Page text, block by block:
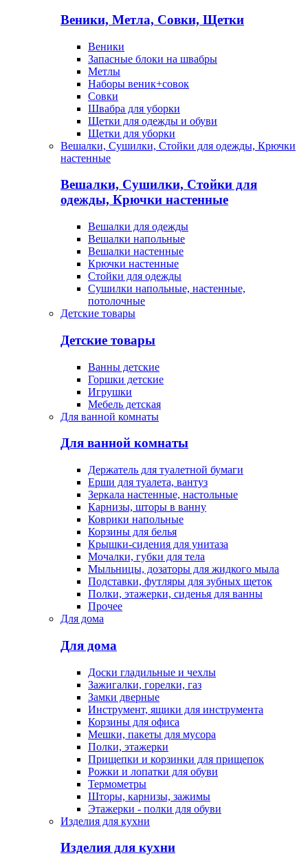
Веники, Метла, Совки, Щетки
Веники
Запасные блоки на швабры
Метлы
Наборы веник+совок
Совки
Швабра для уборки
Щетки для одежды и обуви
Щетки для уборки
Вешалки, Сушилки, Стойки для одежды, Крючки
настенные
Вешалки, Сушилки, Стойки для
одежды, Крючки настенные
Вешалки для одежды
Вешалки напольные
Вешалки настенные
Крючки настенные
Стойки для одежды
Сушилки напольные, настенные,
потолочные
Детские товары
Детские товары
Ванны детские
Горшки детские
Игрушки
Мебель детская
Для ванной комнаты
Для ванной комнаты
Держатель для туалетной бумаги
Ерши для туалета, вантуз
Зеркала настенные, настольные
Карнизы, шторы в ванну
Коврики напольные
Корзины для белья
Крышки-сидения для унитаза
Мочалки, губки для тела
Мыльницы, дозаторы для жидкого мыла
Подставки, футляры для зубных щеток
Полки, этажерки, сиденья для ванны
Прочее
Для дома
Для дома
Доски гладильные и чехлы
Зажигалки, горелки, газ
Замки дверные
Инструмент, ящики для инструмента
Корзины для офиса
Мешки, пакеты для мусора
Полки, этажерки
Прищепки и корзинки для прищепок
Рожки и лопатки для обуви
Термометры
Шторы, карнизы, зажимы
Этажерки - полки для обуви
Изделия для кухни
Изделия для кухни